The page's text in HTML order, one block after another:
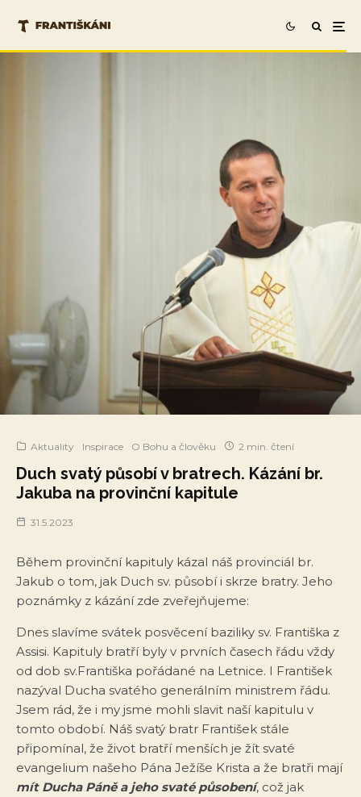
Aktuality Inspirace O Bohu a člověku 2 min. čtení
Duch svatý působí v bratrech. Kázání br.
Jakuba na provinční kapitule
31.5.2023
Během provinční kapituly kázal náš provinciál br.
Jakub o tom, jak Duch sv. působí i skrze bratry. Jeho
poznámky z kázání zde zveřejňujeme:
Dnes slavíme svátek posvěcení baziliky sv. Františka z
Assisi. Kapituly bratří byly v prvních časech řádu vždy
od dob sv.Františka pořádané na Letnice. I František
nazýval Ducha svatého generálním ministrem řádu.
Jsem rád, že i my jsme mohli slavit naší kapitulu v
tomto období. Náš svatý bratr František stále
připomínal, že život bratří menších je žít svaté
evangelium našeho Pána Ježíše Krista a že bratři mají
mít Ducha Páně a jeho svaté působení, což jak